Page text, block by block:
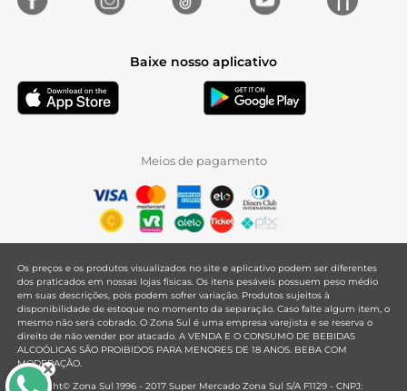
Baixe nosso aplicativo
Meios de pagamento
Os preços e os produtos visualizados no site e aplicativo podem ser diferentes
dos praticados em nossas lojas físicas. Os itens pesáveis possuem peso médio
em suas descrições, pois podem sofrer variação. Produtos sujeitos à
disponibilidade de estoque no momento da separação. Caso falte algum item, o
mesmo não será cobrado. O Zona Sul é uma empresa varejista e se reserva o
direito de não vender por atacado. A VENDA E O CONSUMO DE BEBIDAS
ALCOÓLICAS SÃO PROIBIDOS PARA MENORES DE 18 ANOS. BEBA COM
MODERAÇÃO.
Copyright© Zona Sul 1996 - 2017 Super Mercado Zona Sul S/A F1129 - CNPJ: